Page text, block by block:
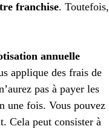
franchise. Toutefois,
annuelle
applique des frais de
pas à payer les
une fois. Vous pouvez
Cela peut consister à